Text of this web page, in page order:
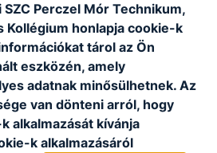
eljárásoknak megfelelően
a munkadarabot
és rögzítőeszközöket;
használja a megmunkáláshoz
egyszerű
gyárt, alakít, javít;
SZC Perczel Mór Technikum,
Kollégium honlapja cookie-k
tárol az Ön
eszközén, amely
adatnak minősülhetnek. Az
van dönteni arról, hogy
alkalmazását kívánja
k alkalmazásáról